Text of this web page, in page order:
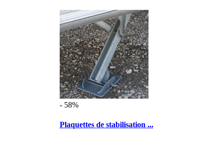
- 58%
Plaquettes de stabilisation ...